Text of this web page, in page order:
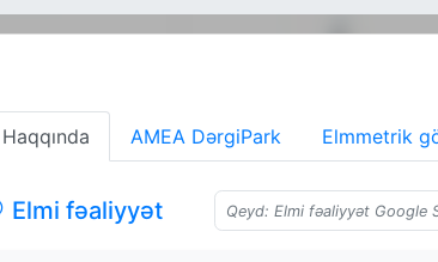
Haqqında AMEA DərgiPark Elmmetrik
Elmi fəaliyyət Qeyd: Elmi fəaliyyət Google